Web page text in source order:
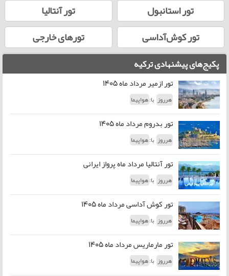
تور استانبول
تور آنتالیا
تور کوش‌آداسی
تورهای خارجی
پکیج‌های پیشنهادی ترکیه
تور ازمیر مرداد ماه 1405
هرروز با:هواپیما
تور بدروم مرداد ماه 1405
هرروز با:هواپیما
تور آنتالیا مرداد ماه پرواز ایرانی
هرروز با:هواپیما
تور کوش آداسی مرداد ماه 1405
هرروز با:هواپیما
تور مارماریس مرداد ماه 1405
هرروز با:هواپیما